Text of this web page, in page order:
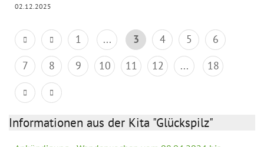
02.12.2025
1 ... 3 4 5
6
7
8 9 10 11 12 ... 18
Informationen aus der Kita "Glückspilz"